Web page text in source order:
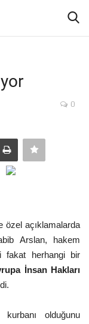
0
özel açıklamalarda
Arslan, hakem
fakat herhangi bir
İnsan Hakları
olduğunu